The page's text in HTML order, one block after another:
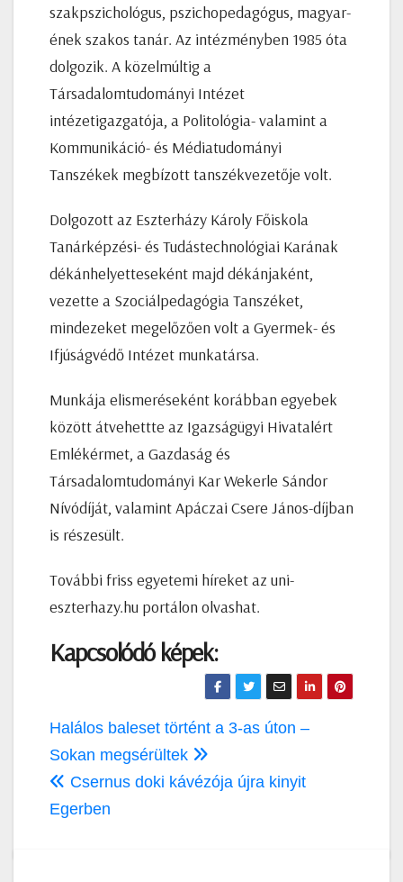
szakpszichológus, pszichopedagógus, magyar-
ének szakos tanár. Az intézményben 1985 óta
dolgozik. A közelmúltig a
Társadalomtudományi Intézet
intézetigazgatója, a Politológia- valamint a
Kommunikáció- és Médiatudományi
Tanszékek megbízott tanszékvezetője volt.
Dolgozott az Eszterházy Károly Főiskola
Tanárképzési- és Tudástechnológiai Karának
dékánhelyetteseként majd dékánjaként,
vezette a Szociálpedagógia Tanszéket,
mindezeket megelőzően volt a Gyermek- és
Ifjúságvédő Intézet munkatársa.
Munkája elismeréseként korábban egyebek
között átvehettte az Igazságügyi Hivatalért
Emlékérmet, a Gazdaság és
Társadalomtudományi Kar Wekerle Sándor
Nívódíját, valamint Apáczai Csere János-díjban
is részesült.
További friss egyetemi híreket az uni-
eszterhazy.hu portálon olvashat.
Kapcsolódó képek:
Bejegyzés
navigáció
Halálos baleset történt a 3-as úton –
Sokan megsérültek
Csernus doki kávézója újra kinyit
Egerben